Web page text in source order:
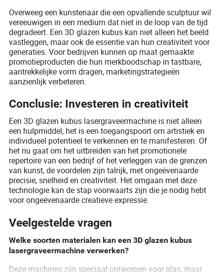
Overweeg een kunstenaar die een opvallende sculptuur wil
vereeuwigen in een medium dat niet in de loop van de tijd
degradeert. Een 3D glazen kubus kan niet alleen het beeld
vastleggen, maar ook de essentie van hun creativiteit voor
generaties. Voor bedrijven kunnen op maat gemaakte
promotieproducten die hun merkboodschap in tastbare,
aantrekkelijke vorm dragen, marketingstrategieën
aanzienlijk verbeteren.
Conclusie: Investeren in creativiteit
Een 3D glazen kubus lasergraveermachine is niet alleen
een hulpmiddel; het is een toegangspoort om artistiek en
individueel potentieel te verkennen en te manifesteren. Of
het nu gaat om het uitbreiden van het promotionele
repertoire van een bedrijf of het verleggen van de grenzen
van kunst, de voordelen zijn talrijk, met ongeëvenaarde
precisie, snelheid en creativiteit. Het omgaan met deze
technologie kan de stap voorwaarts zijn die je nodig hebt
voor ongeëvenaarde creatieve expressie.
Veelgestelde vragen
Welke soorten materialen kan een 3D glazen kubus
lasergraveermachine verwerken?
Deze machines zijn speciaal ontworpen voor glas, maar